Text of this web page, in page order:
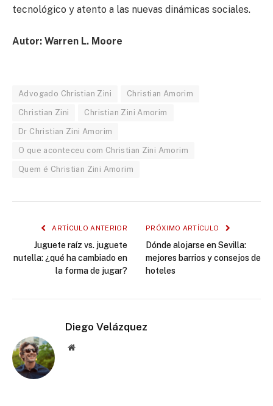
tecnológico y atento a las nuevas dinámicas sociales.
Autor: Warren L. Moore
Advogado Christian Zini Christian Amorim
Christian Zini Christian Zini Amorim
Dr Christian Zini Amorim
O que aconteceu com Christian Zini Amorim
Quem é Christian Zini Amorim
ARTÍCULO ANTERIOR
Juguete raíz vs. juguete
nutella: ¿qué ha cambiado en
la forma de jugar?
PRÓXIMO ARTÍCULO
Dónde alojarse en Sevilla:
mejores barrios y consejos de
hoteles
Diego Velázquez
Website